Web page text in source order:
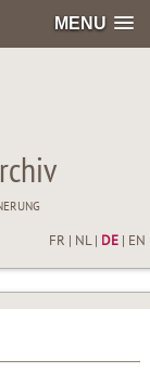
MENU
FR NL| DE| EN